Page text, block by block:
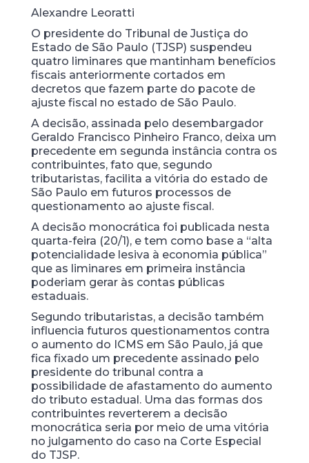
Alexandre Leoratti
O presidente do Tribunal de Justiça do
Estado de São Paulo (TJSP) suspendeu
quatro liminares que mantinham benefícios
fiscais anteriormente cortados em
decretos que fazem parte do pacote de
ajuste fiscal no estado de São Paulo.
A decisão, assinada pelo desembargador
Geraldo Francisco Pinheiro Franco, deixa um
precedente em segunda instância contra os
contribuintes, fato que, segundo
tributaristas, facilita a vitória do estado de
São Paulo em futuros processos de
questionamento ao ajuste fiscal.
A decisão monocrática foi publicada nesta
quarta-feira (20/1), e tem como base a “alta
potencialidade lesiva à economia pública”
que as liminares em primeira instância
poderiam gerar às contas públicas
estaduais.
Segundo tributaristas, a decisão também
influencia futuros questionamentos contra
o aumento do ICMS em São Paulo, já que
fica fixado um precedente assinado pelo
presidente do tribunal contra a
possibilidade de afastamento do aumento
do tributo estadual. Uma das formas dos
contribuintes reverterem a decisão
monocrática seria por meio de uma vitória
no julgamento do caso na Corte Especial
do TJSP.